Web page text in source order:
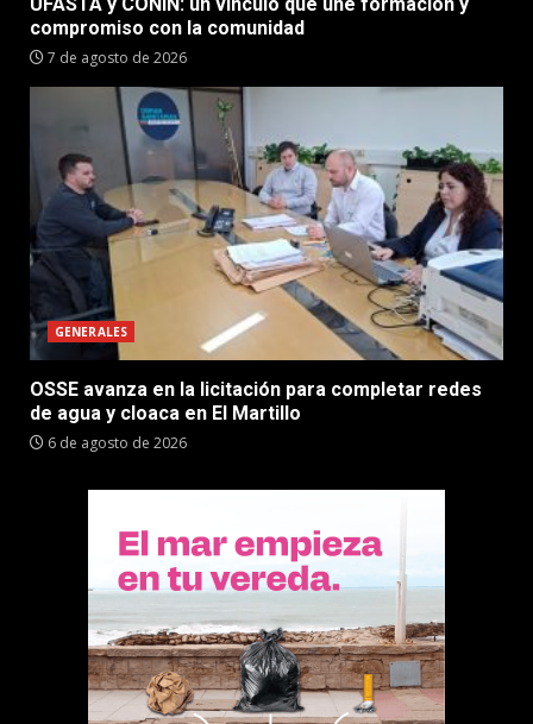
compromiso con la comunidad
7 de agosto de 2026
GENERALES
OSSE avanza en la licitación para completar redes
de agua y cloaca en El Martillo
6 de agosto de 2026